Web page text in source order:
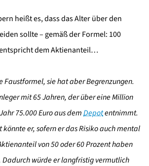
heißt es, dass das Alter über den
sollte – gemäß der Formel: 100
dem Aktienanteil…
Faustformel, sie hat aber Begrenzungen.
mit 65 Jahren, der über eine Million
75.000 Euro aus demDepotentnimmt.
könnte er, sofern er das Risiko auch mental
von 50 oder 60 Prozent haben
Dadurch würde er langfristig vermutlich